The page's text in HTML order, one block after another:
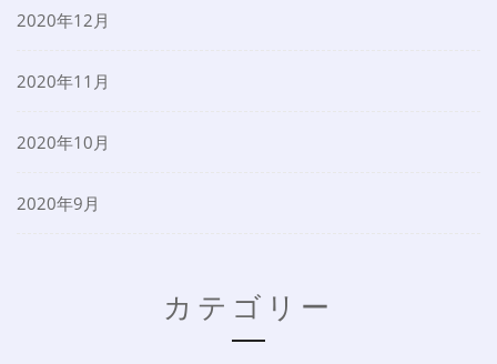
2020年12月
2020年11月
2020年10月
2020年9月
カテゴリー